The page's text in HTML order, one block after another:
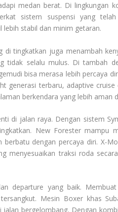
medan berat. Di lingkungan
sistem suspensi yang
stabil dan minim getaran.
di tingkatkan juga menambah
tidak selalu mulus. Di tambah
bisa merasa lebih percaya
generasi terbaru, adaptive
berkendara yang lebih aman
di jalan raya. Dengan sistem
New Forester mampu
dengan percaya diri. X-
menyesuaikan traksi roda
departure yang baik.
Mesin Boxer khas
bergelombang. Dengan